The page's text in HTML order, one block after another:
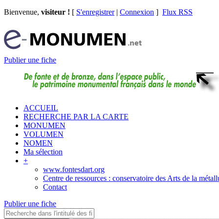
Bienvenue, visiteur ! [ S'enregistrer| Connexion ] Flux RSS
Publier une fiche
ACCUEIL
RECHERCHE PAR LA CARTE
MONUMEN
VOLUMEN
NOMEN
Ma sélection
+
www.fontesdart.org
Centre de ressources : conservatoire des Arts de la
Contact
Publier une fiche